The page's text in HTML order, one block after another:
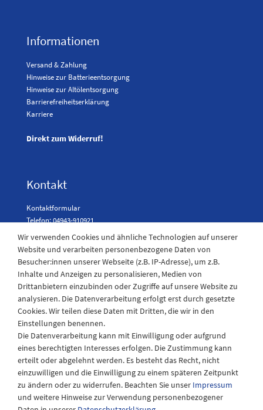
Informationen
Versand & Zahlung
Hinweise zur Batterieentsorgung
Hinweise zur Altölentsorgung
Barrierefreiheitserklärung
Karriere
Direkt zum Widerruf!
Kontakt
Kontaktformular
Telefon: 04943-910921
Laden Öffnungszeiten
Montag - Freitag
08:30 - 12:30 und 13.00 - 17.30 Uhr
Samstags
08:30 bis 12:30 Uhr
Wir verwenden Cookies und ähnliche Technologien auf unserer
Website und verarbeiten personenbezogene Daten von
Besucher:innen unserer Webseite (z.B. IP-Adresse), um z.B.
Inhalte und Anzeigen zu personalisieren, Medien von
Drittanbietern einzubinden oder Zugriffe auf unsere Website zu
analysieren. Die Datenverarbeitung erfolgt erst durch gesetzte
Cookies. Wir teilen diese Daten mit Dritten, die wir in den
Einstellungen benennen.
Die Datenverarbeitung kann mit Einwilligung oder aufgrund
eines berechtigten Interesses erfolgen. Die Zustimmung kann
erteilt oder abgelehnt werden. Es besteht das Recht, nicht
einzuwilligen und die Einwilligung zu einem späteren Zeitpunkt
zu ändern oder zu widerrufen. Beachten Sie unser Impressum
und weitere Hinweise zur Verwendung personenbezogener